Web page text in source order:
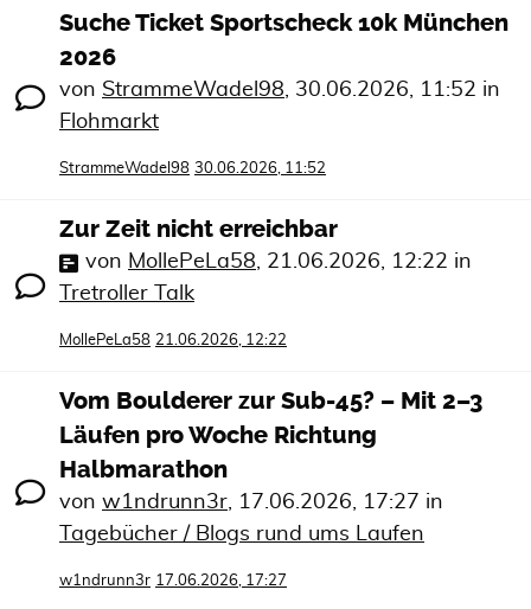
Suche Ticket Sportscheck 10k München
2026
von StrammeWadel98, 30.06.2026, 11:52 in
Flohmarkt
StrammeWadel98 30.06.2026, 11:52
Zur Zeit nicht erreichbar
von MollePeLa58, 21.06.2026, 12:22 in
Tretroller Talk
MollePeLa58 21.06.2026, 12:22
Vom Boulderer zur Sub-45? – Mit 2–3
Läufen pro Woche Richtung
Halbmarathon
von w1ndrunn3r, 17.06.2026, 17:27 in
Tagebücher / Blogs rund ums Laufen
w1ndrunn3r 17.06.2026, 17:27